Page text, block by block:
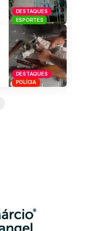
DESTAQUES
ESPORTES
DESTAQUES
POLÍCIA